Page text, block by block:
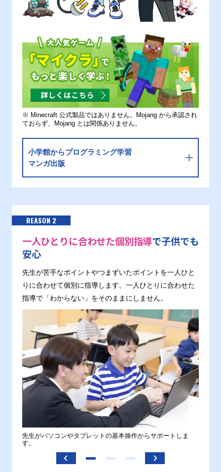
※ Minecraft 公式製品ではありません。Mojang から承認され
ておらず、Mojang とは関係ありません。
小学館からプログラミング学習
マンガ出版
REASON 2
一人ひとりに合わせた個別指導で子供でも
安心
先生が苦手なポイントやつまずいたポイントを一人ひと
りに合わせて個別に指導します。一人ひとりに合わせた
指導で「わからない」をそのままにしません。
先生がパソコンやタブレットの基本操作からサポートしま
す。